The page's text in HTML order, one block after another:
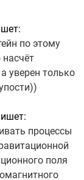
по этому
уверен только
процессы
поля